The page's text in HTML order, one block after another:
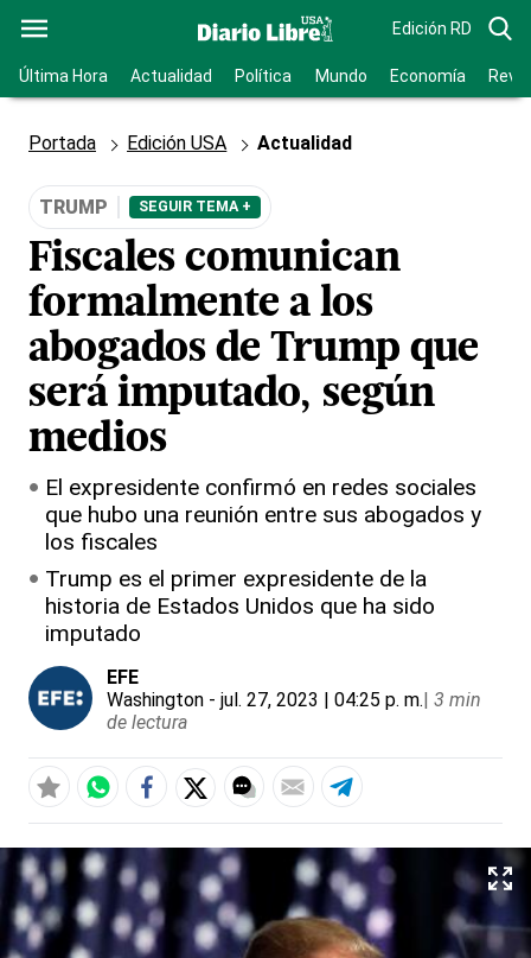
Edición RD
Última Hora Actualidad Política Mundo Economía
Portada Edición USA Actualidad
TRUMP SEGUIR TEMA +
Fiscales comunican
formalmente a los
abogados de Trump que
será imputado, según
medios
El expresidente confirmó en redes sociales
que hubo una reunión entre sus abogados y
los fiscales
Trump es el primer expresidente de la
historia de Estados Unidos que ha sido
imputado
EFE
Washington - jul. 27, 2023 | 04:25 p. m.| 3 min
de lectura